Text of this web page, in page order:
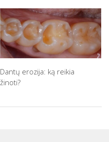
Dantų erozija: ką reikia
žinoti?